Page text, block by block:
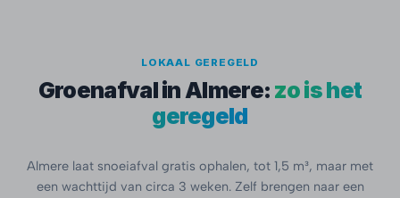
LOKAAL GEREGELD
Groenafval in Almere: zo is het
geregeld
Almere laat snoeiafval gratis ophalen, tot 1,5 m³, maar met
een wachttijd van circa 3 weken. Zelf brengen naar een